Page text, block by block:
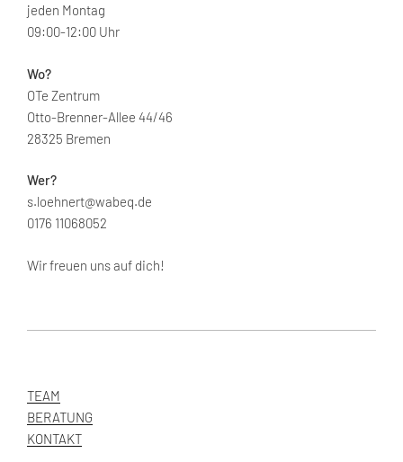
jeden Montag
09:00-12:00 Uhr
Wo?
OTe Zentrum
Otto-Brenner-Allee 44/46
28325 Bremen
Wer?
s.loehnert@wabeq.de
0176 11068052
Wir freuen uns auf dich!
TEAM
BERATUNG
KONTAKT